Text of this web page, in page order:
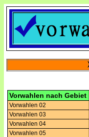
Vorwahlen nach Gebiet
Vorwahlen 02
Vorwahlen 03
Vorwahlen 04
Vorwahlen 05